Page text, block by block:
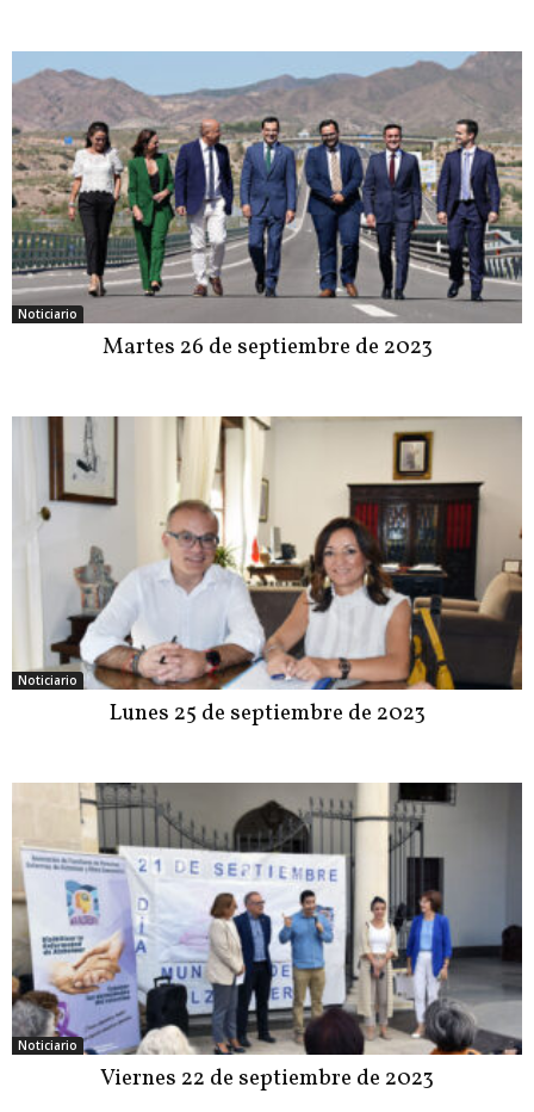
Noticiario
Martes 26 de septiembre de 2023
Noticiario
Lunes 25 de septiembre de 2023
Noticiario
Viernes 22 de septiembre de 2023